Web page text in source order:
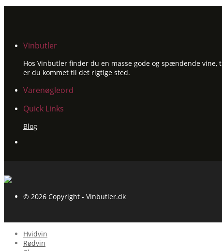
Vinbutler
Hos Vinbutler finder du en masse gode og spændende vine,
er du kommet til det rigtige sted.
Varenøgleord
Quick Links
Blog
© 2026 Copyright - Vinbutler.dk
Hvidvin
Rødvin